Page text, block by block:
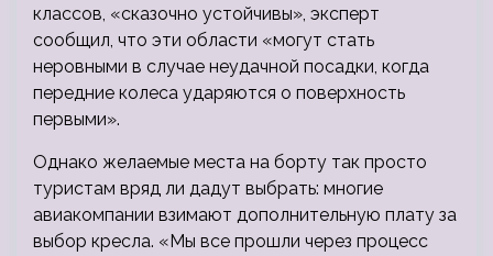
классов, «сказочно устойчивы», эксперт
сообщил, что эти области «могут стать
неровными в случае неудачной посадки, когда
передние колеса ударяются о поверхность
первыми».
Однако желаемые места на борту так просто
туристам вряд ли дадут выбрать: многие
авиакомпании взимают дополнительную плату за
выбор кресла. «Мы все прошли через процесс